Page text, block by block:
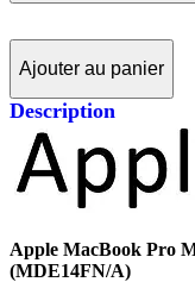
Ajouter au panier
Description
Apple MacBook Pro
(MDE14FN/A)